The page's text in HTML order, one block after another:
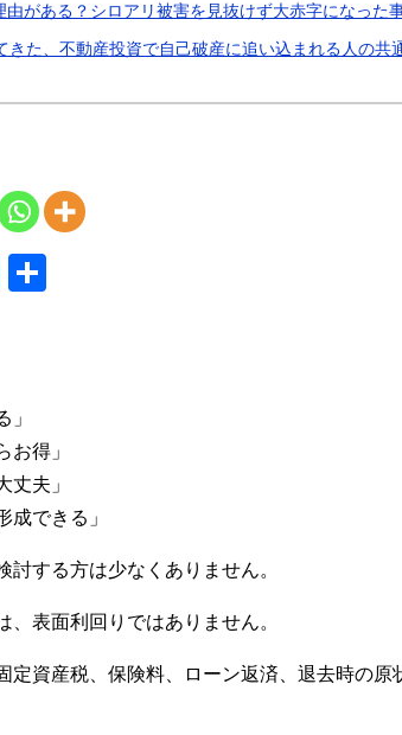
由がある？シロアリ被害を見抜けず大赤字になった
きた、不動産投資で自己破産に追い込まれる人の共
S
」
お得」
丈夫」
成できる」
する方は少なくありません。
表面利回りではありません。
定資産税、保険料、ローン返済、退去時の